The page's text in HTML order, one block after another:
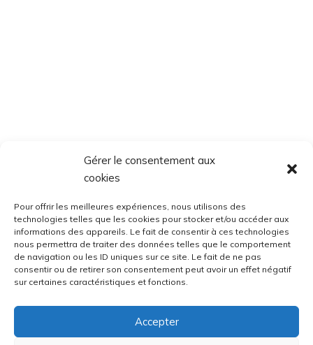
Gérer le consentement aux
cookies
Pour offrir les meilleures expériences, nous utilisons des
technologies telles que les cookies pour stocker et/ou accéder aux
informations des appareils. Le fait de consentir à ces technologies
nous permettra de traiter des données telles que le comportement
de navigation ou les ID uniques sur ce site. Le fait de ne pas
consentir ou de retirer son consentement peut avoir un effet négatif
sur certaines caractéristiques et fonctions.
Accepter